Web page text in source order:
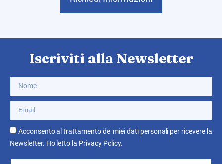
Iscriviti alla Newsletter
Acconsento al trattamento dei miei dati personali per ricevere la
Newsletter. Ho letto la Privacy Policy.